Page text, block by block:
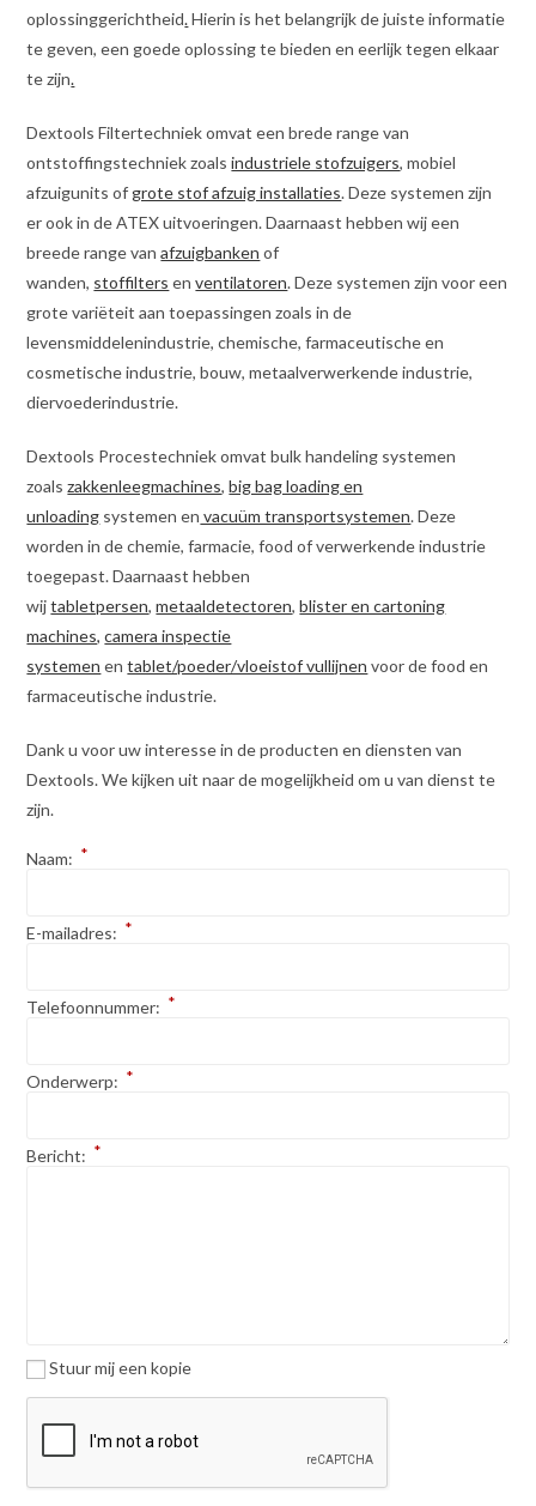
oplossinggerichtheid.Hierin is het belangrijk de juiste informatie
te geven, een goede oplossing te bieden en eerlijk tegen elkaar
te zijn.
Dextools Filtertechniek omvat een brede range van
ontstoffingstechniek zoalsindustriele stofzuigers, mobiel
afzuigunits of grote stof afzuig installaties. Deze systemen zijn
er ook in de ATEX uitvoeringen. Daarnaast hebben wij een
breede range vanafzuigbanken of
wanden, stoffilters enventilatoren. Deze systemen zijn voor een
grote variëteit aan toepassingen zoals in de
levensmiddelenindustrie, chemische, farmaceutische en
cosmetische industrie, bouw, metaalverwerkende industrie,
diervoederindustrie.
Dextools Procestechniek omvat bulk handeling systemen
zoalszakkenleegmachines,big bag loading en
unloading systemen en vacuüm transportsystemen. Deze
worden in de chemie, farmacie, food of verwerkende industrie
toegepast. Daarnaast hebben
wijtabletpersen,metaaldetectoren,blister en cartoning
machines, camera inspectie
systemen entablet/poeder/vloeistof vullijnen voor de food en
farmaceutische industrie.
Dank u voor uw interesse in de producten en diensten van
Dextools. We kijken uit naar de mogelijkheid om u van dienst te
zijn.
Naam: *
E-mailadres: *
Telefoonnummer: *
Onderwerp: *
Bericht: *
Stuur mij een kopie